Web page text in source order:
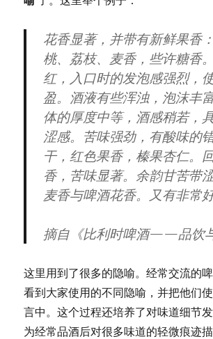
花香显著，并带有新鲜果香
桃、荔枝、麦香，些许糖香
红，入口时的发泡感强烈，
盈。酒液有些浑浊，泡沫丰
体的厚度中等，酒感稍若，
涩感。苦味强劲，有酸味的
干，红色果香，榛果杏仁。
香，苦味显著。余韵甘苦带
麦香与啤酒花香。又有非常
摘自《比利时啤酒——品饮
这里用到了很多的隐喻。经常交流的
看到大家使用的不同隐喻，并把他们
言中。这个过程还培养了对味道细节
为经常品酒后对很多味道的轻微痕迹